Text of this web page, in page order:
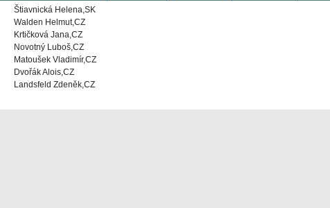
Štiavnická Helena,SK
Walden Helmut,CZ
Krtičková Jana,CZ
Novotný Luboš,CZ
Matoušek Vladimír,CZ
Dvořák Alois,CZ
Landsfeld Zdeněk,CZ